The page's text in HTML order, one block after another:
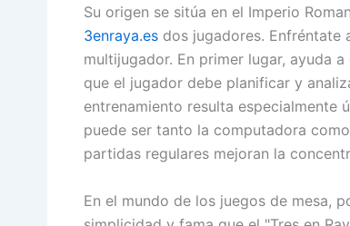
Su origen se sitúa en el Imperio
3enraya.es dos jugadores. Enfréntate
multijugador. En primer lugar, ayuda
que el jugador debe planificar y
entrenamiento resulta especialmente
puede ser tanto la computadora
partidas regulares mejoran la
En el mundo de los juegos de mesa,